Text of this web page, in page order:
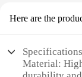
Here are the
Material: